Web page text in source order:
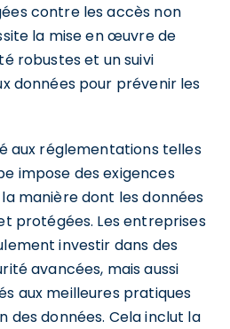
contre les accès non
la mise en œuvre de
robustes et un suivi
données pour prévenir les
aux réglementations telles
impose des exigences
manière dont les données
protégées. Les entreprises
investir dans des
avancées, mais aussi
aux meilleures pratiques
des données. Cela inclut la